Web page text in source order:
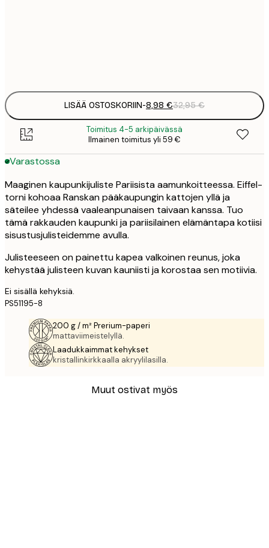
LISÄÄ OSTOSKORIIN-8,98 €32,95 €
Toimitus 4-5 arkipäivässä
Ilmainen toimitus yli 59 €
Varastossa
Maaginen kaupunkijuliste Pariisista aamunkoitteessa. Eiffel-
torni kohoaa Ranskan pääkaupungin kattojen yllä ja
säteilee yhdessä vaaleanpunaisen taivaan kanssa. Tuo
tämä rakkauden kaupunki ja pariisilainen elämäntapa kotiisi
sisustusjulisteidemme avulla.
Julisteeseen on painettu kapea valkoinen reunus, joka
kehystää julisteen kuvan kauniisti ja korostaa sen motiivia.
Ei sisällä kehyksiä.
PS51195-8
200 g / m² Prerium-paperi
mattaviimeistelyllä.
Laadukkaimmat kehykset
kristallinkirkkaalla akryylilasilla.
Muut ostivat myös